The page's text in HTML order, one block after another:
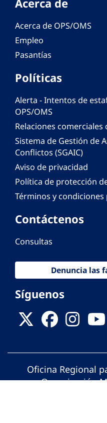
Acerca de
Acerca de OPS/OMS
Empleo
Pasantías
Políticas
Alerta - Intentos de
OPS/OMS
Relaciones comerciales
Sistema de Gestión de
Conflictos (SGAIC)
Aviso de privacidad
Política de protección
Términos y
Contáctenos
Consultas
Denuncia las
Síguenos
Oficina Regional
Organización